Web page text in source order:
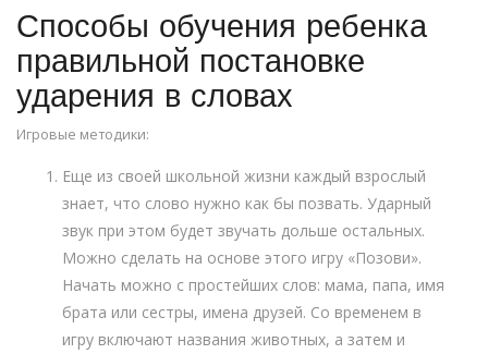
Способы обучения ребенка
правильной постановке
ударения в словах
Игровые методики:
Еще из своей школьной жизни каждый взрослый
знает, что слово нужно как бы позвать. Ударный
звук при этом будет звучать дольше остальных.
Можно сделать на основе этого игру «Позови».
Начать можно с простейших слов: мама, папа, имя
брата или сестры, имена друзей. Со временем в
игру включают названия животных, а затем и